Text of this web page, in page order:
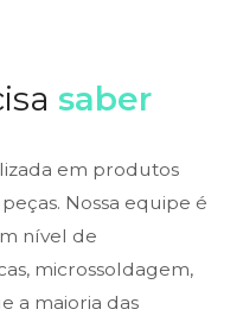
saber
em produtos
Nossa equipe é
nível de
microssoldagem,
a maioria das